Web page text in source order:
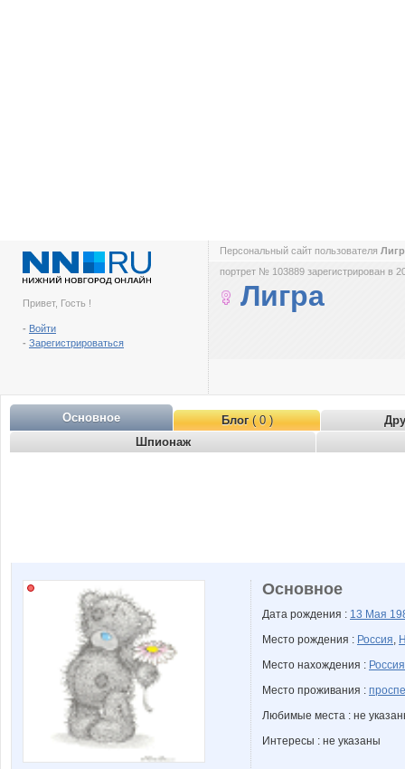
Привет, Гость !
- Войти
- Зарегистрироваться
Персональный сайт пользователя
портрет № 103889 зарегистрирован в
Лигра
Основное Блог( 0 )
Шпионаж
Основное
Дата рождения : 13 Мая
Место рождения : Россия,
Место нахождения : Россия
Место проживания :
Любимые места : не
Интересы : не указаны